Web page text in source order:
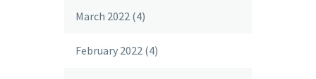
March 2022 (4)
February 2022 (4)